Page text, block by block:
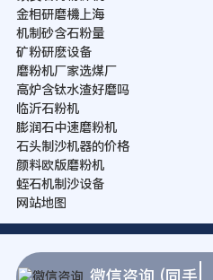
金相研磨機上海
机制砂含石粉量
矿粉研麽设备
磨粉机厂家选煤厂
高炉含钛水渣好磨吗
临沂石粉机
膨润石中速磨粉机
石头制沙机器的价格
颜料欧版磨粉机
蛭石机制沙设备
网站地图